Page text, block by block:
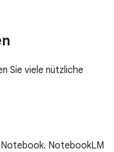
Sie viele nützliche
NotebookLM